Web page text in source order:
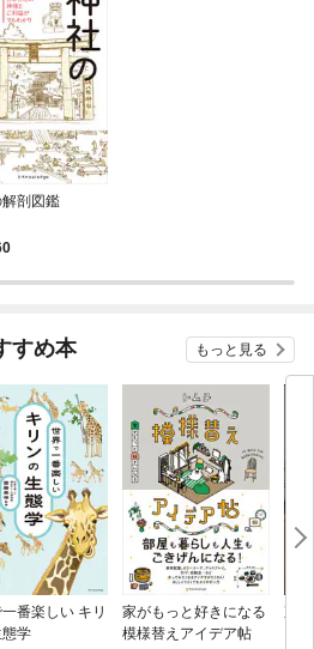
剖図鑑
すめ本 もっと見る
番楽しい キリ
学
家がもっと好きになる
模様替えアイデア帖
東